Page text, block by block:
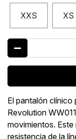
XXS XS
El pantalón clínico
Revolution
movimientos.
resistencia de la